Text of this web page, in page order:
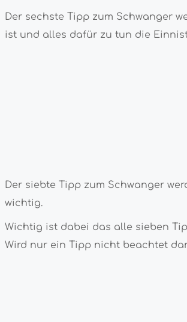
Der sechste Tipp zum Schwanger
ist und alles dafür zu tun die
Der siebte Tipp zum Schwanger
wichtig.
Wichtig ist dabei das alle sieben
Wird nur ein Tipp nicht beachtet